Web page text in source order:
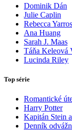
Dominik Dán
Julie Caplin
Rebecca Yarros
Ana Huang
Sarah J. Maas
Táňa Keleová
Lucinda Riley
Top série
Romantické
Harry Potter
Kapitán Stein
Denník